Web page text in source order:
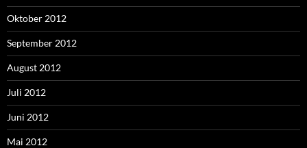
Oktober 2012
September 2012
August 2012
Juli 2012
Juni 2012
Mai 2012